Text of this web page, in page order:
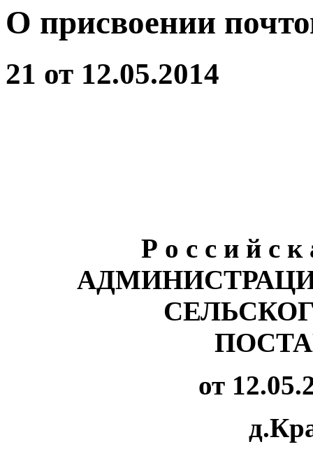
О присвоении
21 от 12.05.2014
Р о с с и й с
от